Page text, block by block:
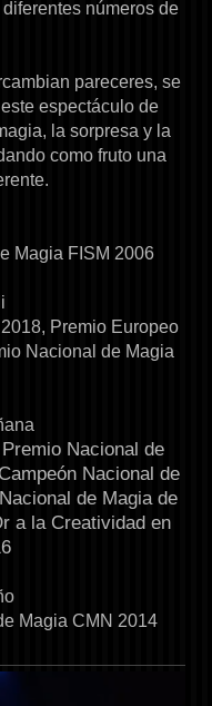
números de
pareceres, se
espectáculo de
la sorpresa y la
como fruto una
Magia FISM 2006
Premio Europeo
Nacional de Magia
Nacional de
Nacional de
de Magia de
a la Creatividad en
Magia CMN 2014